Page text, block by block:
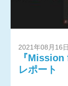
2021年08月16日
『
レポート